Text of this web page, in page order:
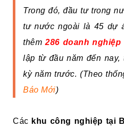
Trong đó, đầu tư trong
tư nước ngoài là 45 dự
thêm286 doanh nghiệp
lập từ đầu năm đến nay,
kỳ năm trước. (Theo
Báo Mới)
Các khu công nghiệp tại